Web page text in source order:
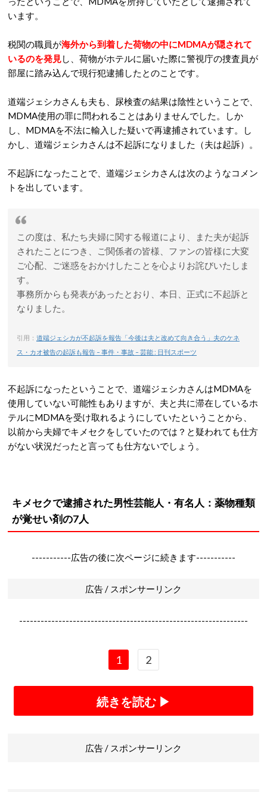
います。
税関の職員が海外から到着した荷物の中にMDMAが隠されて
いるのを発見し、荷物がホテルに届いた際に警視庁の捜査員が
部屋に踏み込んで現行犯逮捕したとのことです。
道端ジェシカさんも夫も、尿検査の結果は陰性ということで、
MDMA使用の罪に問われることはありませんでした。しか
し、MDMAを不法に輸入した疑いで再逮捕されています。し
かし、道端ジェシカさんは不起訴になりました（夫は起訴）。
不起訴になったことで、道端ジェシカさんは次のようなコメン
トを出しています。
この度は、私たち夫婦に関する報道により、また夫が起訴
されたことにつき、ご関係者の皆様、ファンの皆様に大変
ご心配、ご迷惑をおかけしたことを心よりお詫びいたしま
す。
事務所からも発表があったとおり、本日、正式に不起訴と
なりました。
引用： 道端ジェシカが不起訴を報告「今後は夫と改めて向き合う」夫のケネ
ス・カオ被告の起訴も報告 – 事件・事故 – 芸能 : 日刊スポーツ
不起訴になったということで、道端ジェシカさんはMDMAを
使用していない可能性もありますが、夫と共に滞在しているホ
テルにMDMAを受け取れるようにしていたということから、
以前から夫婦でキメセクをしていたのでは？と疑われても仕方
がない状況だったと言っても仕方ないでしょう。
キメセクで逮捕された男性芸能人・有名人：薬物種類
が覚せい剤の7人
-----------広告の後に次ページに続きます-----------
広告 / スポンサーリンク
----------------------------------------------------------------
1 2
続きを読む ▶
広告 / スポンサーリンク